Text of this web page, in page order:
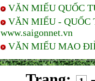
VĂN MIẾU QUỐC
VĂN MIẾU - QUỐC
www.saigonnet.vn
VĂN MIẾU MAO